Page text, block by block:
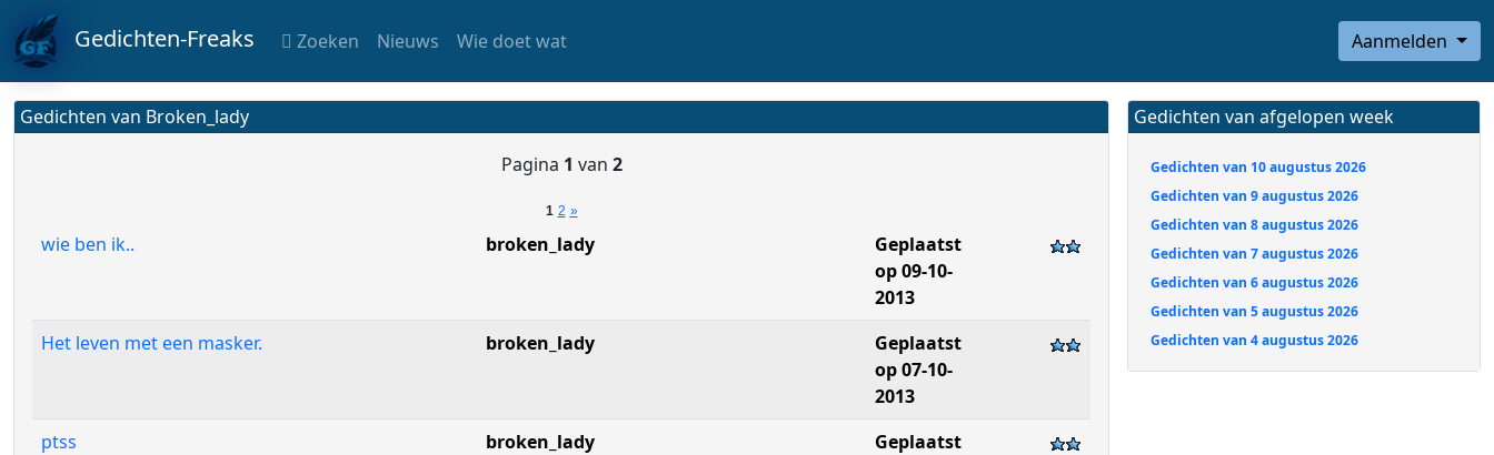
Gedichten-Freaks Zoeken Nieuws Wie doet wat Aanmelden
Gedichten van Broken_lady
Pagina 1 van 2
1 2 »
wie ben ik.. broken_lady
Geplaatst
op 09-10-
2013
Het leven met een masker.
broken_lady
Geplaatst
op 07-10-
2013
ptss
broken_lady
Geplaatst
Gedichten van afgelopen week
Gedichten van 10 augustus 2026
Gedichten van 9 augustus 2026
Gedichten van 8 augustus 2026
Gedichten van 7 augustus 2026
Gedichten van 6 augustus 2026
Gedichten van 5 augustus 2026
Gedichten van 4 augustus 2026